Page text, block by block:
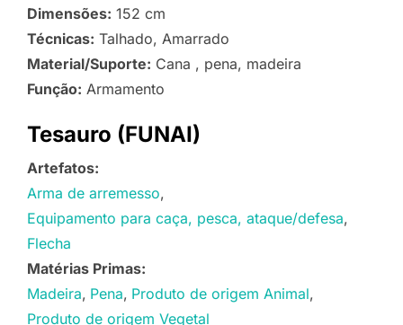
Dimensões: 152 cm
Técnicas: Talhado, Amarrado
Material/Suporte: Cana , pena, madeira
Função: Armamento
Tesauro (FUNAI)
Artefatos:
Arma de arremesso
Equipamento para caça, pesca, ataque/defesa
Flecha
Matérias Primas:
Madeira Pena Produto de origem Animal
Produto de origem Vegetal